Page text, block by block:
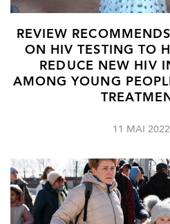
REVIEW
ON HIV TESTING TO
REDUCE NEW HIV
AMONG YOUNG
11 MAI 2022